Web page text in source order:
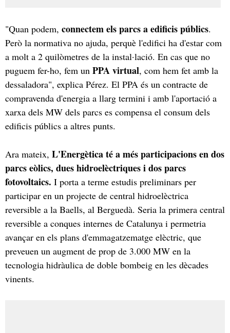
"Quan podem, connectem els parcs a edificis públics.
Però la normativa no ajuda, perquè l'edifici ha d'estar com
a molt a 2 quilòmetres de la instal·lació. En cas que no
puguem fer-ho, fem un PPA virtual, com hem fet amb la
dessaladora", explica Pérez. El PPA és un contracte de
compravenda d'energia a llarg termini i amb l'aportació a
xarxa dels MW dels parcs es compensa el consum dels
edificis públics a altres punts.
Ara mateix, L'Energètica té a més participacions en dos
parcs eòlics, dues hidroelèctriques i dos parcs
fotovoltaics. I porta a terme estudis preliminars per
participar en un projecte de central hidroelèctrica
reversible a la Baells, al Berguedà. Seria la primera central
reversible a conques internes de Catalunya i permetria
avançar en els plans d'emmagatzematge elèctric, que
preveuen un augment de prop de 3.000 MW en la
tecnologia hidràulica de doble bombeig en les dècades
vinents.